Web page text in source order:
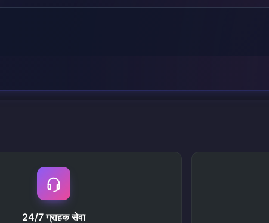
24/7 ग्राहक सेवा